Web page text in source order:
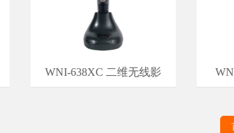
WNI-638XC 二维无线影